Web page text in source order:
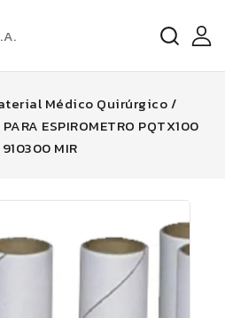
Médico Quirúrgico/
ESPIROMETRO PQTX100
910300 MIR